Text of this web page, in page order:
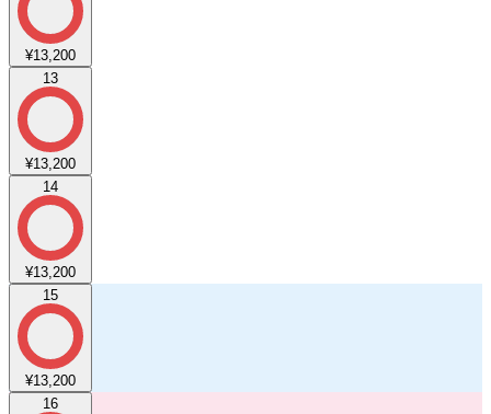
¥13,200
13
¥13,200
14
¥13,200
15
¥13,200
16